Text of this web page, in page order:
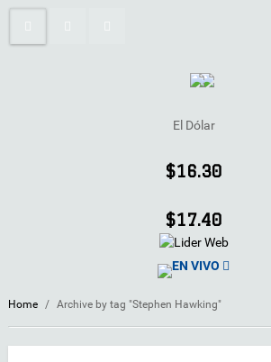
El Dólar
$16.30
$17.40
EN VIVO
Home / Archive by tag "Stephen Hawking"